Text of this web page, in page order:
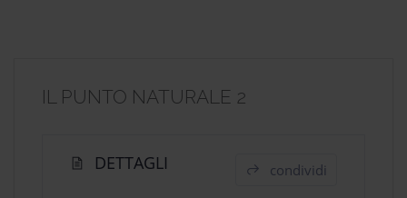
IL PUNTO NATURALE 2
DETTAGLI condividi